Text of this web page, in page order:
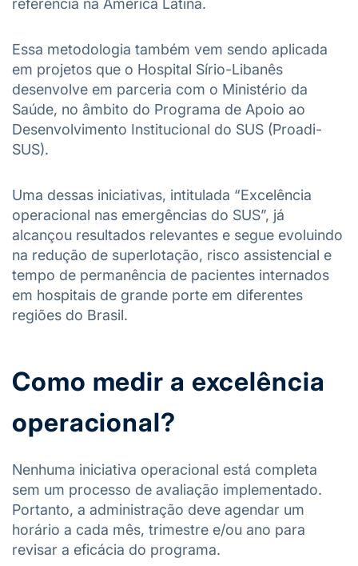
referência na América Latina.
Essa metodologia também vem sendo aplicada
em projetos que o Hospital Sírio-Libanês
desenvolve em parceria com o Ministério da
Saúde, no âmbito do Programa de Apoio ao
Desenvolvimento Institucional do SUS (Proadi-
SUS).
Uma dessas iniciativas, intitulada “Excelência
operacional nas emergências do SUS”, já
alcançou resultados relevantes e segue evoluindo
na redução de superlotação, risco assistencial e
tempo de permanência de pacientes internados
em hospitais de grande porte em diferentes
regiões do Brasil.
Como medir a excelência
operacional?
Nenhuma iniciativa operacional está completa
sem um processo de avaliação implementado.
Portanto, a administração deve agendar um
horário a cada mês, trimestre e/ou ano para
revisar a eficácia do programa.